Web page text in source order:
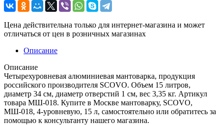
Цена действительна только для интернет-магазина и может
отличаться от цен в розничных магазинах
Описание
Описание
Четырехуровневая алюминиевая мантоварка, продукция
российского производителя SCOVO. Объем 15 литров,
диаметр 34 см, диаметр отверстий 1 см, вес 3,35 кг. Артикул
товара МШ-018. Купите в Москве мантоварку, SCOVO,
МШ-018, 4-уровневую, 15 л, самостоятельно или обратитесь за
помощью к консультанту нашего магазина.